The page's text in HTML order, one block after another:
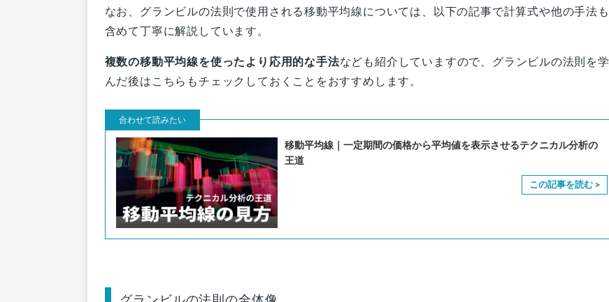
なお、グランビルの法則で使用される移動平均線については、以下の記事で計算式や他の手法も
含めて丁寧に解説しています。
複数の移動平均線を使ったより応用的な手法なども紹介していますので、グランビルの法則を学
んだ後はこちらもチェックしておくことをおすすめします。
移動平均線｜一定期間の価格から平均値を表示させるテクニカル分析の
王道